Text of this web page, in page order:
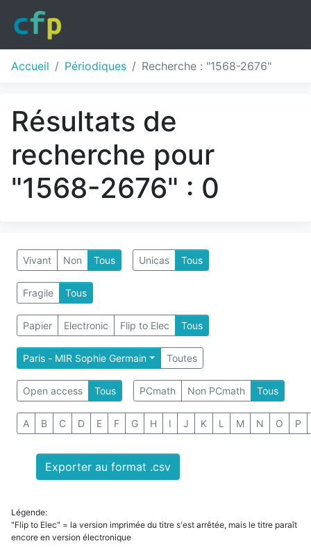
Accueil Périodiques Recherche : "1568-2676"
Résultats de
recherche pour
"1568-2676" : 0
Vivant Non Tous Unicas Tous
Fragile Tous
Papier Electronic Flip to Elec Tous
Paris - MIR Sophie Germain Toutes
Open access Tous PCmath Non PCmath Tous
A B C D E F G H I J K L M N O P
Exporter au format .csv
Légende:
"Flip to Elec" = la version imprimée du titre s'est arrêtée, mais le titre paraît
encore en version électronique